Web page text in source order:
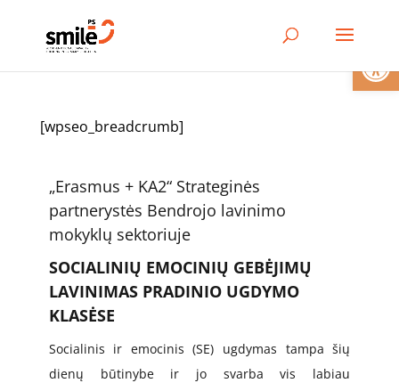
[wpseo_breadcrumb]
„Erasmus + KA2“ Strateginės
partnerystės Bendrojo lavinimo
mokyklų sektoriuje
SOCIALINIŲ EMOCINIŲ GEBĖJIMŲ
LAVINIMAS PRADINIO UGDYMO
KLASĖSE
Socialinis ir emocinis (SE) ugdymas tampa šių
dienų būtinybe ir jo svarba vis labiau